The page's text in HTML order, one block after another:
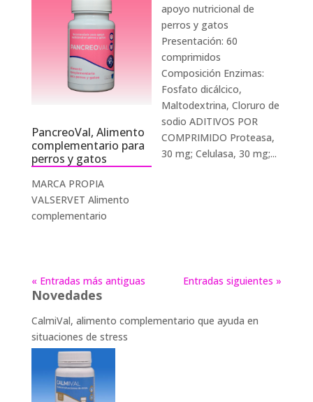
PancreoVal, Alimento
complementario para
perros y gatos
MARCA PROPIA
VALSERVET Alimento
complementario
apoyo nutricional de
perros y gatos
Presentación: 60
comprimidos
Composición Enzimas:
Fosfato dicálcico,
Maltodextrina, Cloruro de
sodio ADITIVOS POR
COMPRIMIDO Proteasa,
30 mg; Celulasa, 30 mg;...
« Entradas más antiguas Entradas siguientes »
Novedades
CalmiVal, alimento complementario que ayuda en
situaciones de stress